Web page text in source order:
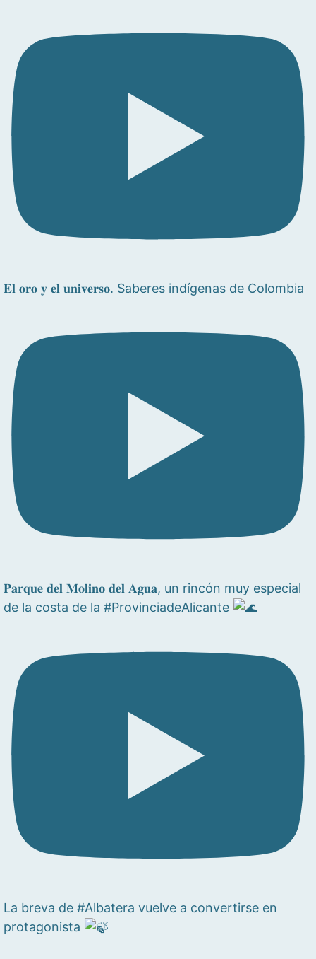
𝐄𝐥 𝐨𝐫𝐨 𝐲 𝐞𝐥 𝐮𝐧𝐢𝐯𝐞𝐫𝐬𝐨. Saberes indígenas de Colombia
𝐏𝐚𝐫𝐪𝐮𝐞 𝐝𝐞𝐥 𝐌𝐨𝐥𝐢𝐧𝐨 𝐝𝐞𝐥 𝐀𝐠𝐮𝐚, un rincón muy especial
de la costa de la #ProvinciadeAlicante
La breva de #Albatera vuelve a convertirse en
protagonista